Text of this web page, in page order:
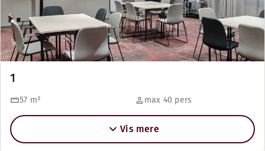
1
57 m² max 40 pers
Vis mere